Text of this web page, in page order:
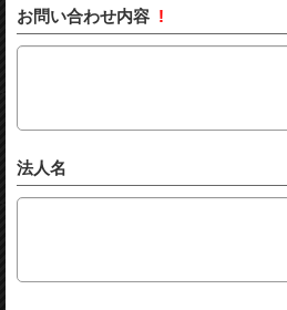
お問い合わせ内容 !
法人名